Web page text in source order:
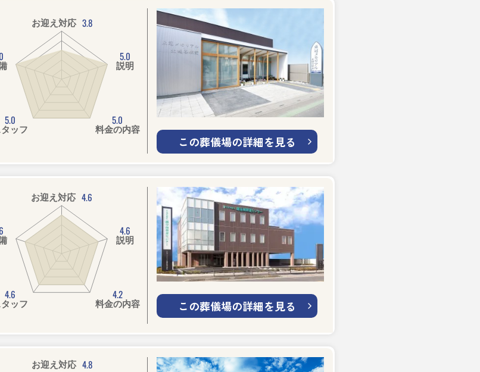
お迎え対応 3.8
5.0
説明
5.0
料金の内容
5.0
タッフ
この葬儀場の詳細を見る
お迎え対応 4.6
4.6
説明
4.2
料金の内容
4.6
タッフ この葬儀場の詳細を見る
お迎え対応 4.8